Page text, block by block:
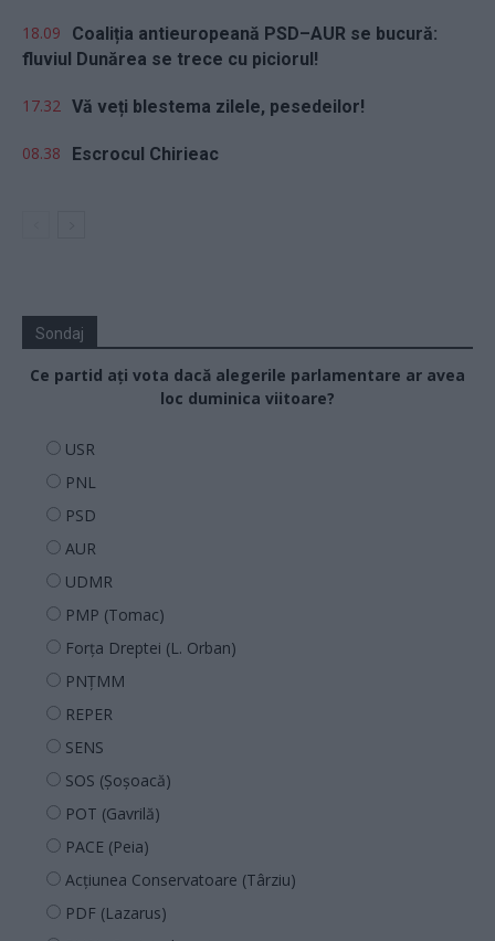
18.09
Coaliția antieuropeană PSD–AUR se bucură:
fluviul Dunărea se trece cu piciorul!
17.32 Vă veți blestema zilele, pesedeilor!
08.38 Escrocul Chirieac
Sondaj
Ce partid ați vota dacă alegerile parlamentare ar avea
loc duminica viitoare?
USR
PNL
PSD
AUR
UDMR
PMP (Tomac)
Forța Dreptei (L. Orban)
PNȚMM
REPER
SENS
SOS (Șoșoacă)
POT (Gavrilă)
PACE (Peia)
Acțiunea Conservatoare (Târziu)
PDF (Lazarus)